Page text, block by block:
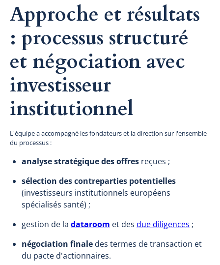
Approche et résultats
: processus structuré
et négociation avec
investisseur
institutionnel
L'équipe a accompagné les fondateurs et la direction sur l'ensemble
du processus :
analyse stratégique des offres reçues ;
sélection des contreparties potentielles
(investisseurs institutionnels européens
spécialisés santé) ;
gestion de la dataroom et des due diligences ;
négociation finale des termes de transaction et
du pacte d'actionnaires.